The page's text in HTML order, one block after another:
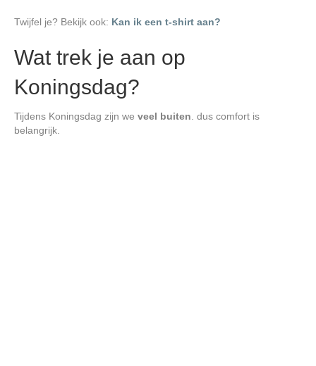
Twijfel je? Bekijk ook: Kan ik een t-shirt aan?
Wat trek je aan op
Koningsdag?
Tijdens Koningsdag zijn we veel buiten. dus comfort is
belangrijk.